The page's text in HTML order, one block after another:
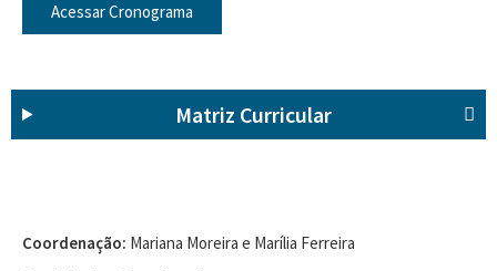
Acessar Cronograma
Matriz Curricular
Coordenação: Mariana Moreira e Marília Ferreira